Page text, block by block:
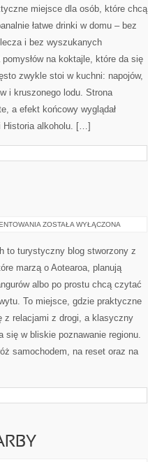
ODMIANY
miejsce dla osób, które chcą
łatwe drinki w domu – bez
i bez wyszukanych
pomysłów na koktajle, które da się
zwykle stoi w kuchni: napojów,
i kruszonego lodu. Strona
a efekt końcowy wyglądał
Historia alkoholu. […]
PODRÓŻE
ZOSTAŁA WYŁĄCZONA
to turystyczny blog stworzony z
marzą o Aotearoa, planują
albo po prostu chcą czytać
To miejsce, gdzie praktyczne
z relacjami z drogi, a klasyczny
się w bliskie poznawanie regionu.
samochodem, na reset oraz na